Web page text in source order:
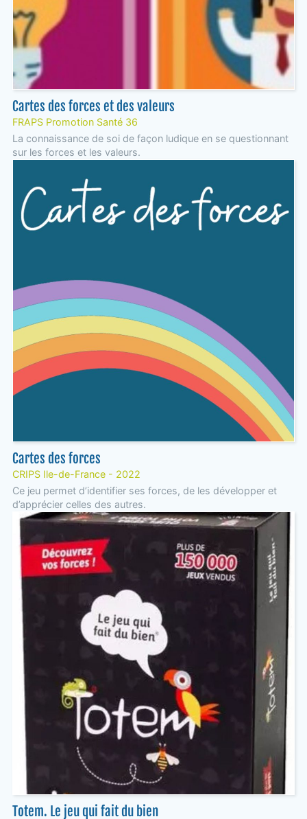
Cartes des forces et des valeurs
FRAPS Promotion Santé 36
La connaissance de soi de façon ludique en se questionnant
sur les forces et les valeurs.
Cartes des forces
CRIPS Ile-de-France - 2022
Ce jeu permet d’identifier ses forces, de les développer et
d’apprécier celles des autres.
Totem. Le jeu qui fait du bien